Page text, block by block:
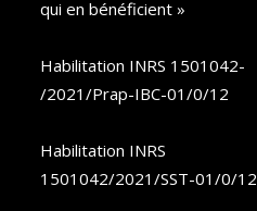
qui en bénéficient »
Habilitation INRS 1501042-
/2021/Prap-IBC-01/0/12
Habilitation INRS
1501042/2021/SST-01/0/12